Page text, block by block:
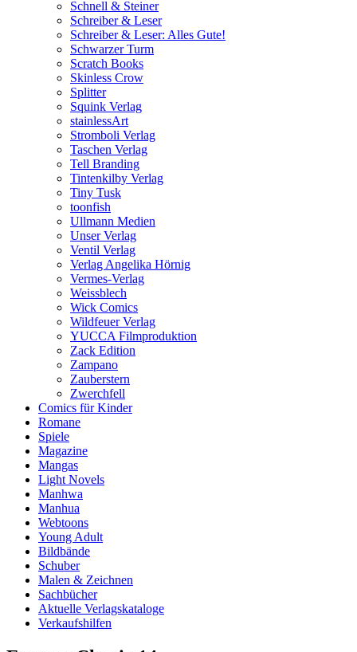
Schnell & Steiner
Schreiber & Leser
Schreiber & Leser: Alles Gute!
Schwarzer Turm
Scratch Books
Skinless Crow
Splitter
Squink Verlag
stainlessArt
Stromboli Verlag
Taschen Verlag
Tell Branding
Tintenkilby Verlag
Tiny Tusk
toonfish
Ullmann Medien
Unser Verlag
Ventil Verlag
Verlag Angelika Hörnig
Vermes-Verlag
Weissblech
Wick Comics
Wildfeuer Verlag
YUCCA Filmproduktion
Zack Edition
Zampano
Zauberstern
Zwerchfell
Comics für Kinder
Romane
Spiele
Magazine
Mangas
Light Novels
Manhwa
Manhua
Webtoons
Young Adult
Bildbände
Schuber
Malen & Zeichnen
Sachbücher
Aktuelle Verlagskataloge
Verkaufshilfen